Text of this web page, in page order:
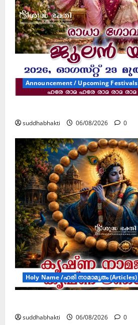
Announcement / Upcoming Festivals
suddhabhakti 06/08/2026 0
Holy Name /ഹരി നാമാമൃതം (Articles)
suddhabhakti 06/08/2026 0